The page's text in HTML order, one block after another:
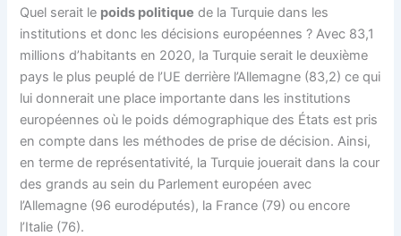
Quel serait le poids politique de la Turquie dans les
institutions et donc les décisions européennes ? Avec 83,1
millions d’habitants en 2020, la Turquie serait le deuxième
pays le plus peuplé de l’UE derrière l’Allemagne (83,2) ce qui
lui donnerait une place importante dans les institutions
européennes où le poids démographique des États est pris
en compte dans les méthodes de prise de décision. Ainsi,
en terme de représentativité, la Turquie jouerait dans la cour
des grands au sein du Parlement européen avec
l’Allemagne (96 eurodéputés), la France (79) ou encore
l’Italie (76).